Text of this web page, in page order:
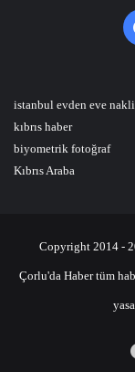
istanbul evden eve
kıbrıs haber
biyometrik fotoğraf
Kıbrıs Araba
Copyright 2014 -
Çorlu'da Haber tüm